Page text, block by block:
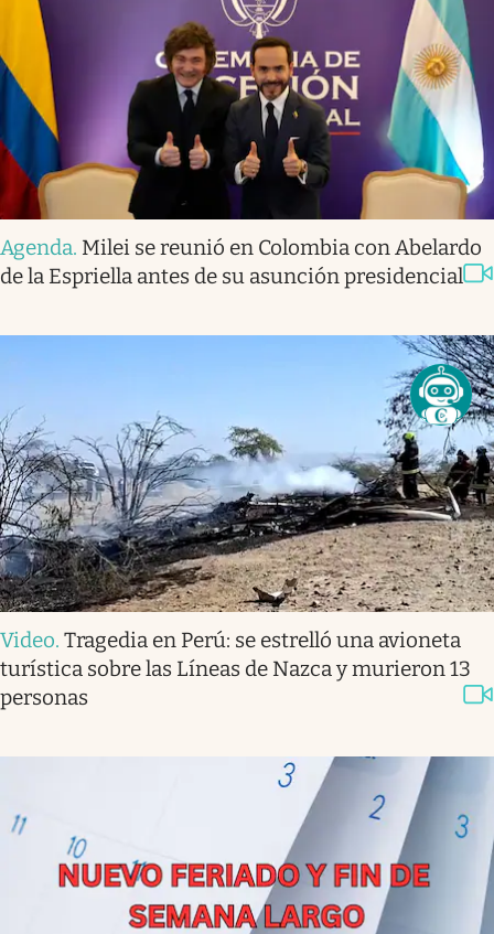
Agenda. Milei se reunió en Colombia con Abelardo
de la Espriella antes de su asunción presidencial
Video. Tragedia en Perú: se estrelló una avioneta
turística sobre las Líneas de Nazca y murieron 13
personas